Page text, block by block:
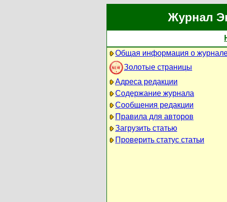
Журнал
Общая информация о
Золотые страницы
Адреса редакции
Содержание журнала
Сообщения редакции
Правила для авторов
Загрузить статью
Проверить статус статьи